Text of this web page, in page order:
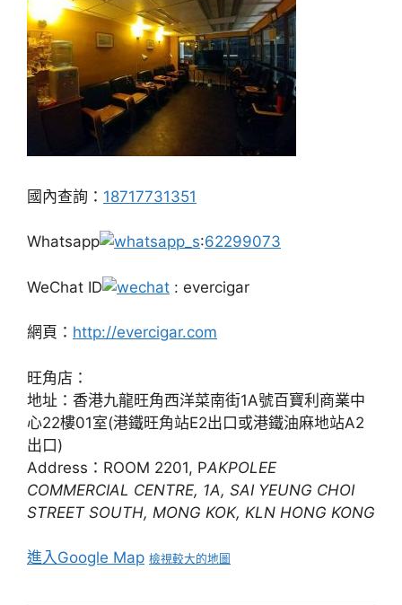
國內查詢： 18717731351
Whatsapp :62299073
WeChat ID : evercigar
網頁： http://evercigar.com
旺角店：
地址：香港九龍旺角西洋菜南街1A號百寶利商業中
心22樓01室(港鐵旺角站E2出口或港鐵油麻地站A2
出口)
Address：ROOM 2201, PAKPOLEE
COMMERCIAL CENTRE, 1A, SAI YEUNG CHOI
STREET SOUTH, MONG KOK, KLN HONG KONG
進入Google Map 檢視較大的地圖